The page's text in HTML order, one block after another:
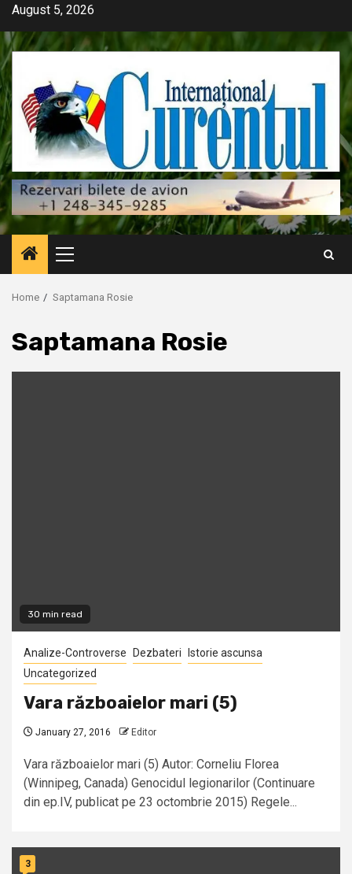
Skip
content
August 5, 2026
Primary
Menu
Home Saptamana Rosie
Saptamana Rosie
30 min read
Analize-Controverse Dezbateri
Istorie ascunsa
Uncategorized
Vara războaielor mari (5)
January 27, 2016 Editor
Vara războaielor mari (5) Autor: Corneliu Florea
(Winnipeg, Canada) Genocidul legionarilor (Continuare
din ep.IV, publicat pe 23 octombrie 2015) Regele...
3